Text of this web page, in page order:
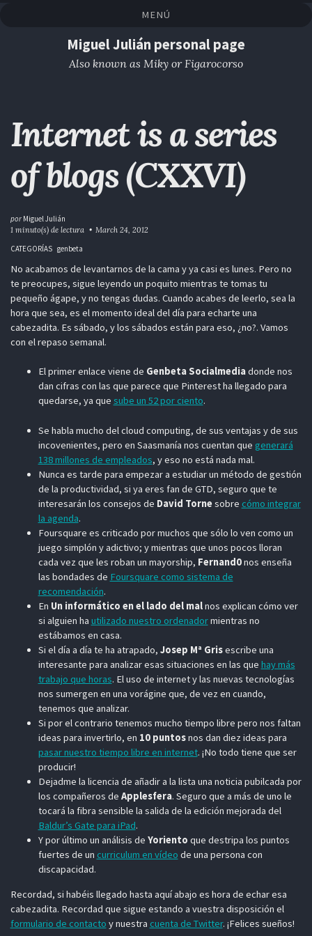
MENÚ
Miguel Julián personal page
Also known as Miky or Figarocorso
Internet is a series
of blogs (CXXVI)
por Miguel Julián
1 minuto(s) de lectura
March 24, 2012
CATEGORÍAS genbeta
No acabamos de levantarnos de la cama y ya casi es lunes. Pero no
te preocupes, sigue leyendo un poquito mientras te tomas tu
pequeño ágape, y no tengas dudas. Cuando acabes de leerlo, sea la
hora que sea, es el momento ideal del día para echarte una
cabezadita. Es sábado, y los sábados están para eso, ¿no?. Vamos
con el repaso semanal.
El primer enlace viene de Genbeta Socialmediadonde nos
dan cifras con las que parece que Pinterest ha llegado para
quedarse, ya que sube un 52 por ciento.
Se habla mucho del cloud computing, de sus ventajas y de sus
incovenientes, pero en Saasmanía nos cuentan que generará
138 millones de empleados, y eso no está nada mal.
Nunca es tarde para empezar a estudiar un método de gestión
de la productividad, si ya eres fan de GTD, seguro que te
interesarán los consejos de David Tornesobre cómo integrar
la agenda.
Foursquare es criticado por muchos que sólo lo ven como un
juego simplón y adictivo; y mientras que unos pocos lloran
cada vez que les roban un mayorship, Fernand0nos enseña
las bondades de Foursquare como sistema de
recomendación.
En Un informático en el lado del malnos explican cómo ver
si alguien ha utilizado nuestro ordenadormientras no
estábamos en casa.
Si el día a día te ha atrapado, Josep Mª Grisescribe una
interesante para analizar esas situaciones en las que hay más
trabajo que horas. El uso de internet y las nuevas tecnologías
nos sumergen en una vorágine que, de vez en cuando,
tenemos que analizar.
Si por el contrario tenemos mucho tiempo libre pero nos faltan
ideas para invertirlo, en 10 puntosnos dan diez ideas para
pasar nuestro tiempo libre en internet. ¡No todo tiene que ser
producir!
Dejadme la licencia de añadir a la lista una noticia pubilcada por
los compañeros de Applesfera. Seguro que a más de uno le
tocará la fibra sensible la salida de la edición mejorada del
Baldur’s Gate para iPad.
Y por último un análisis de Yoriento que destripa los puntos
fuertes de un curriculum en vídeo de una persona con
discapacidad.
Recordad, si habéis llegado hasta aquí abajo es hora de echar esa
cabezadita. Recordad que sigue estando a vuestra disposición el
formulario de contacto y nuestra cuenta de Twitter. ¡Felices sueños!